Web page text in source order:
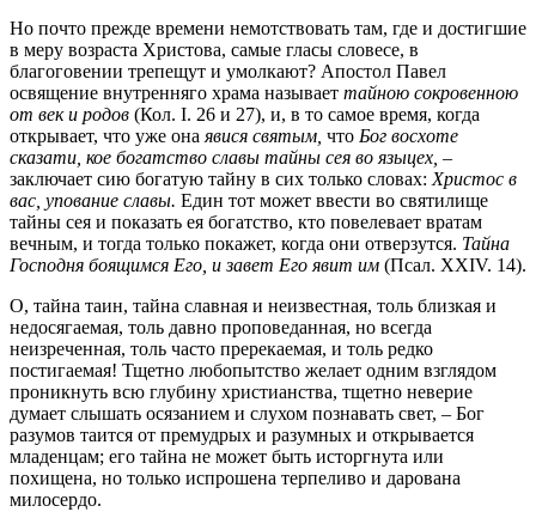
Но почто прежде времени немотствовать там, где и достигшие
в меру возраста Христова, самые гласы словесе, в
благоговении трепещут и умолкают? Апостол Павел
освящение внутренняго храма называет тайною сокровенною
от век и родов (Кол. I. 26 и 27), и, в то самое время, когда
открывает, что уже она явися святым, что Бог восхоте
сказати, кое богатство славы тайны сея во языцех, –
заключает сию богатую тайну в сих только словах: Христос в
вас, упование славы. Един тот может ввести во святилище
тайны сея и показать ея богатство, кто повелевает вратам
вечным, и тогда только покажет, когда они отверзутся. Тайна
Господня боящимся Его, и завет Его явит им (Псал. XXIV. 14).
О, тайна таин, тайна славная и неизвестная, толь близкая и
недосягаемая, толь давно проповеданная, но всегда
неизреченная, толь часто пререкаемая, и толь редко
постигаемая! Тщетно любопытство желает одним взглядом
проникнуть всю глубину христианства, тщетно неверие
думает слышать осязанием и слухом познавать свет, – Бог
разумов таится от премудрых и разумных и открывается
младенцам; его тайна не может быть исторгнута или
похищена, но только испрошена терпеливо и дарована
милосердо.